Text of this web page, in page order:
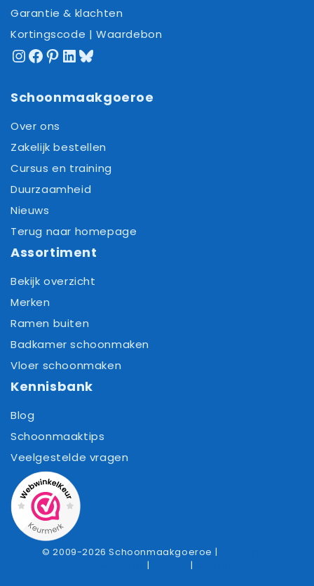
Garantie & klachten
Kortingscode | Waardebon
Instagram
Facebook
Pinterest
LinkedIn
Bluesky
Schoonmaakgoeroe
Over ons
Zakelijk bestellen
Cursus en training
Duurzaamheid
Nieuws
Terug naar homepage
Assortiment
Bekijk overzicht
Merken
Ramen buiten
Badkamer schoonmaken
Vloer schoonmaken
Kennisbank
Blog
Schoonmaaktips
Veelgestelde vragen
© 2009-2026 Schoonmaakgoeroe |
| |